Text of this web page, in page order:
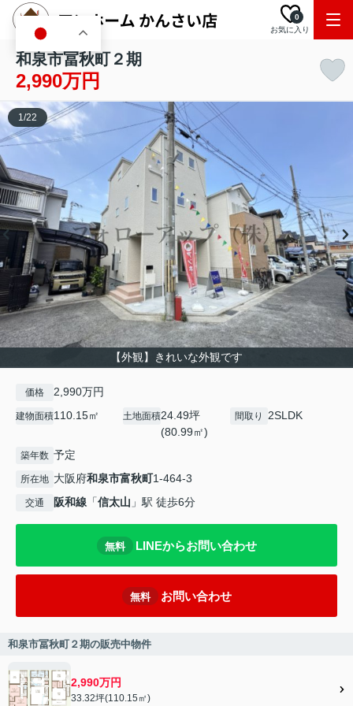
お気に入り
0
和泉市冨秋町２期
2,990万円
【外観】きれいな外観です
1/22
価格 2,990万円
建物面積110.15㎡ 土地面積24.49坪
(80.99㎡)
間取り 2SLDK
築年数 予定
所在地 大阪府和泉市富秋町1-464-3
交通 阪和線 「信太山 」駅 徒歩6分
無料 LINEからお問い合わせ
無料 お問い合わせ
和泉市冨秋町２期の販売中物件
2,990万円
33.32坪(110.15㎡)